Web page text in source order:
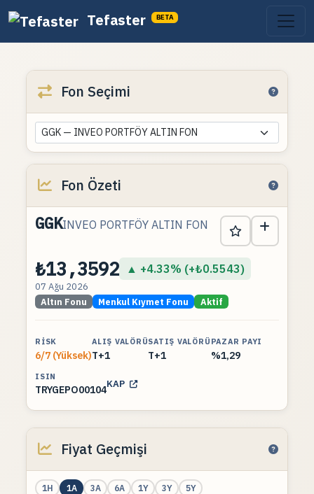
Tefaster BETA
Fon Seçimi
GGK — INVEO PORTFÖY ALTIN FON
Fon Özeti
GGKINVEO PORTFÖY ALTIN FON
₺13,3592 ▲ +4.33% (+₺0.5543)
07 Ağu 2026
Altın Fonu Menkul Kıymet Fonu Aktif
RISK
6/7 (Yüksek)
ALIŞ VALÖRÜ
T+1
SATIŞ VALÖRÜ
T+1
PAZAR PAYI
%1,29
ISIN
TRYGEPO00104KAP
Fiyat Geçmişi
1H 1A 3A 6A 1Y 3Y 5Y